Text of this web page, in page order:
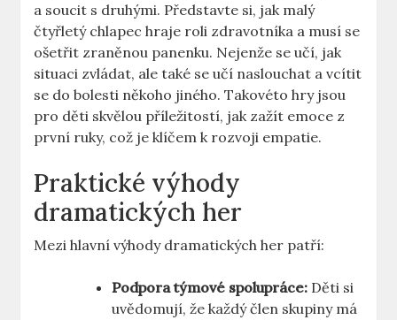
a soucit s druhými. Představte si, jak malý
čtyřletý chlapec hraje roli zdravotníka a musí se
ošetřit zraněnou panenku. Nejenže se učí, jak
situaci zvládat, ale také se učí naslouchat a vcítit
se do bolesti někoho jiného. Takovéto hry jsou
pro děti skvělou příležitostí, jak zažít emoce z
první ruky, což je klíčem k rozvoji empatie.
Praktické výhody
dramatických her
Mezi hlavní výhody dramatických her patří:
Podpora týmové spolupráce: Děti si
uvědomují, že každý člen skupiny má